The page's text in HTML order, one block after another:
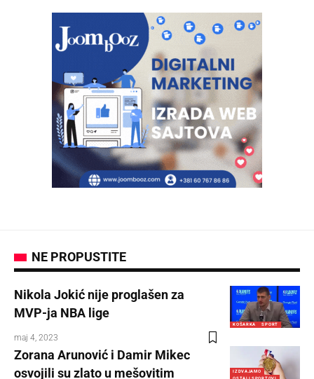
NE PROPUSTITE
KOŠARKA SPORT
Nikola Jokić nije proglašen za
MVP-ja NBA lige
maj 4, 2023
IZDVAJAMO
OSTALI SPORTOVI
Zorana Arunović i Damir Mikec
osvojili su zlato u mešovitim